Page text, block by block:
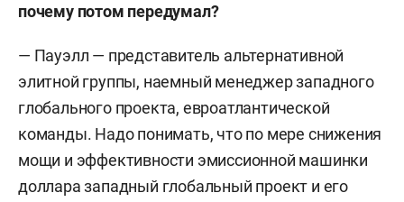
почему потом передумал?
— Пауэлл — представитель альтернативной
элитной группы, наемный менеджер западного
глобального проекта, евроатлантической
команды. Надо понимать, что по мере снижения
мощи и эффективности эмиссионной машинки
доллара западный глобальный проект и его